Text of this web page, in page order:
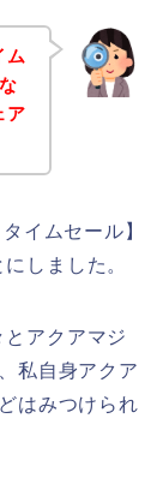
ム
ア
イムセール】
しました。
アクアマジ
私自身アクア
はみつけられ